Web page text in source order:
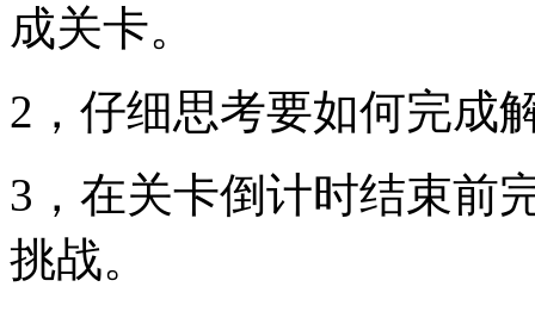
成关卡。
2，仔细思考要如何完成
3，在关卡倒计时结束前
挑战。